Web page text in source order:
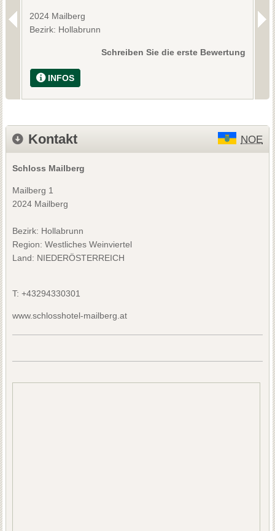
2024 Mailberg
Bezirk: Hollabrunn
Schreiben Sie die erste Bewertung
INFOS
Kontakt NOE
Schloss Mailberg
Mailberg 1
2024 Mailberg
Bezirk: Hollabrunn
Region: Westliches Weinviertel
Land: NIEDERÖSTERREICH
T: +43294330301
www.schlosshotel-mailberg.at